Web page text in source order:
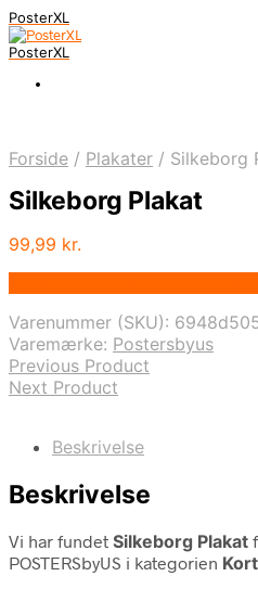
PosterXL
PosterXL
Forside / Plakater / Silkeborg
Silkeborg Plakat
99,99 kr.
Varenummer (SKU):
Varemærke: Postersbyus
Previous Product
Next Product
Beskrivelse
Beskrivelse
Vi har fundet Silkeborg Plakat
POSTERSbyUS i kategorien Kort